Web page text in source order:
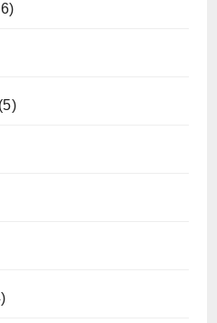
(5)